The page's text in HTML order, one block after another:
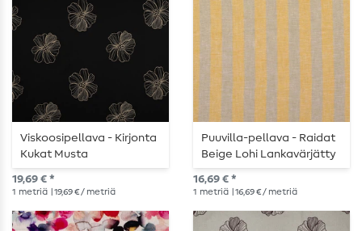
Viskoosipellava - Kirjonta
Kukat Musta
19,69 € *
1 metriä | 19,69 € / metriä
Puuvilla-pellava - Raidat
Beige Lohi Lankavärjätty
16,69 € *
1 metriä | 16,69 € / metriä